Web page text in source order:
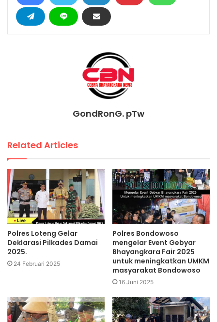
GondRonG. pTw
Related Articles
Polres Loteng Gelar
Deklarasi Pilkades Damai
2025.
24 Februari 2025
Polres Bondowoso
mengelar Event Gebyar
Bhayangkara Fair 2025
untuk meningkatkan UMKM
masyarakat Bondowoso
16 Juni 2025